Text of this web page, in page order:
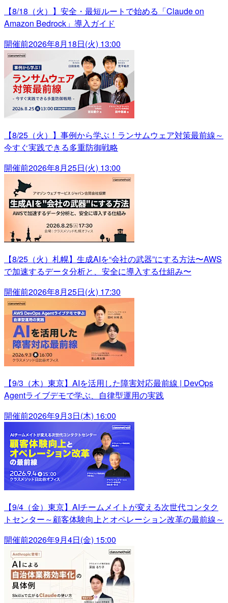
【8/18（火）】安全・最短ルートで始める「Claude on
Amazon Bedrock」導入ガイド
開催前2026年8月18日(火) 13:00
【8/25（火）】事例から学ぶ！ランサムウェア対策最前線～
今すぐ実践できる多重防御戦略
開催前2026年8月25日(火) 13:00
【8/25（火）札幌】生成AIを“会社の武器”にする方法〜AWS
で加速するデータ分析と、安全に導入する仕組み〜
開催前2026年8月25日(火) 17:30
【9/3（木）東京】AIを活用した障害対応最前線 | DevOps
Agentライブデモで学ぶ、自律型運用の実践
開催前2026年9月3日(木) 16:00
【9/4（金）東京】AIチームメイトが変える次世代コンタク
トセンター～顧客体験向上とオペレーション改革の最前線～
開催前2026年9月4日(金) 15:00